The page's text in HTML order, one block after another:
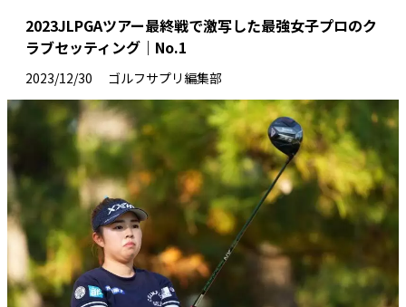
2023JLPGAツアー最終戦で激写した最強女子プロのク
ラブセッティング｜No.1
2023/12/30 ゴルフサプリ編集部